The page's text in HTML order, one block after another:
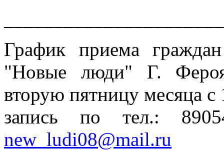
График приема
"Новые люди" Г.
вторую пятницу месяца
запись по тел.:
new_ludi08@mail.ru